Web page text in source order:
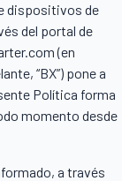
dispositivos de
del portal de
(en
“BX”) pone a
Política forma
momento desde
a través